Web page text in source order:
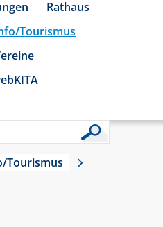
Rathaus
Tourismus
Tourismus